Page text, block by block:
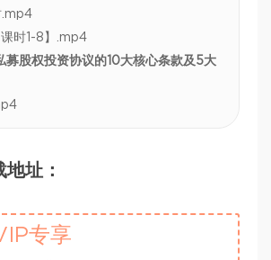
.mp4
时1-8】.mp4
募股权投资协议的10大核心条款及5大
址：
专享